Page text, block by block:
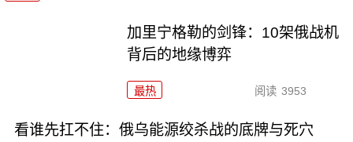
加里宁格勒的剑锋：10架俄战机
背后的地缘博弈
最热 阅读 3953
看谁先扛不住：俄乌能源绞杀战的底牌与死穴